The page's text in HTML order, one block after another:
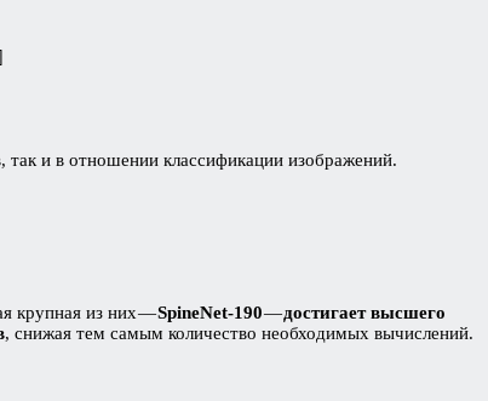
и в отношении классификации изображений.
крупная из них —SpineNet-190—достигает высшего
, снижая тем самым количество необходимых вычислений.